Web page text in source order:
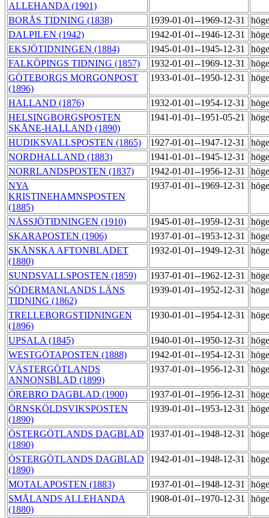
ALLEHANDA (1901)
BORÅS TIDNING (1838) 1939-01-01--1969-12-31
DALPILEN (1942)
1942-01-01--1946-12-31
EKSJÖTIDNINGEN (1884)
1945-01-01--1945-12-31
FALKÖPINGS TIDNING (1857)
1932-01-01--1969-12-31
GÖTEBORGS MORGONPOST
(1896)
1933-01-01--1950-12-31
HALLAND (1876) 1932-01-01--1954-12-31
HELSINGBORGSPOSTEN
SKÅNE-HALLAND (1890)
1941-01-01--1951-05-21
HUDIKSVALLSPOSTEN (1865) 1927-01-01--1947-12-31
NORDHALLAND (1883)
1941-01-01--1945-12-31
NORRLANDSPOSTEN (1837)
1942-01-01--1956-12-31
NYA
KRISTINEHAMNSPOSTEN
(1885)
1937-01-01--1969-12-31
NÄSSJÖTIDNINGEN (1910) 1945-01-01--1959-12-31
SKARAPOSTEN (1906)
1937-01-01--1953-12-31
SKÅNSKA AFTONBLADET
(1880)
1932-01-01--1949-12-31
SUNDSVALLSPOSTEN (1859) 1937-01-01--1962-12-31
SÖDERMANLANDS LÄNS
TIDNING (1862)
1939-01-01--1952-12-31
TRELLEBORGSTIDNINGEN
(1896)
1930-01-01--1954-12-31
UPSALA (1845) 1940-01-01--1950-12-31
WESTGÖTAPOSTEN (1888)
1942-01-01--1954-12-31
VÄSTERGÖTLANDS
ANNONSBLAD (1899)
1937-01-01--1956-12-31
ÖREBRO DAGBLAD (1900) 1937-01-01--1956-12-31
ÖRNSKÖLDSVIKSPOSTEN
(1890)
1939-01-01--1953-12-31
ÖSTERGÖTLANDS DAGBLAD
(1890)
1937-01-01--1948-12-31
ÖSTERGÖTLANDS DAGBLAD
(1890)
1942-01-01--1948-12-31
MOTALAPOSTEN (1883) 1937-01-01--1948-12-31
SMÅLANDS ALLEHANDA
(1880)
1908-01-01--1970-12-31